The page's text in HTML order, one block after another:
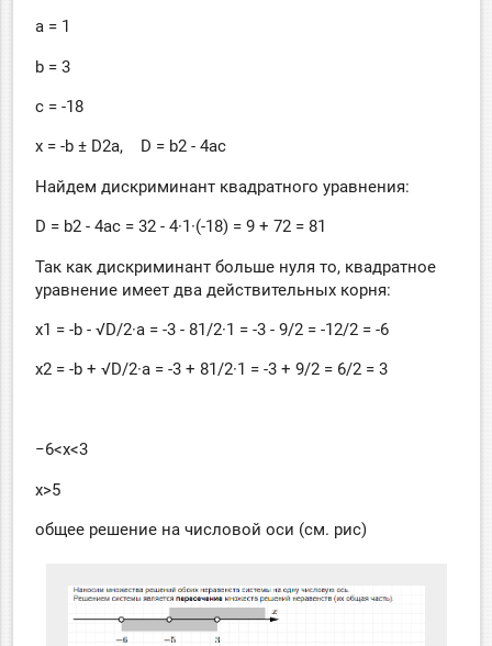
a = 1
b = 3
c = -18
x = -b ± D2a, D = b2 - 4ac
Найдем дискриминант квадратного уравнения:
D = b2 - 4ac = 32 - 4·1·(-18) = 9 + 72 = 81
Так как дискриминант больше нуля то, квадратное
уравнение имеет два действительных корня:
x1 = -b - √D/2·a = -3 - 81/2·1 = -3 - 9/2 = -12/2 = -6
x2 = -b + √D/2·a = -3 + 81/2·1 = -3 + 9/2 = 6/2 = 3
−6<x<3
x>5
общее решение на числовой оси (см. рис)